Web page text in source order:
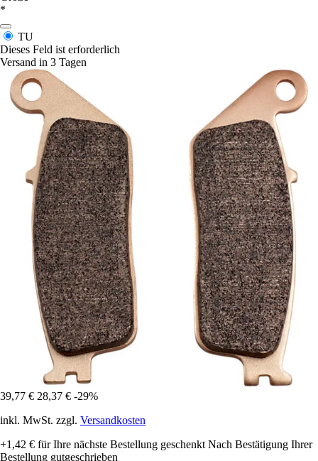
*
TU
Dieses Feld ist erforderlich
Versand in 3 Tagen
39,77 € 28,37 € -29%
inkl. MwSt. zzgl. Versandkosten
+1,42 € für Ihre nächste Bestellung geschenkt Nach Bestätigung Ihrer
Bestellung gutgeschrieben